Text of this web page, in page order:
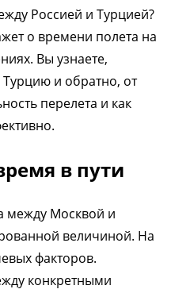
Россией и Турцией?
о времени полета на
Вы узнаете,
Турцию и обратно, от
перелета и как
в пути
между Москвой и
величиной. На
факторов.
конкретными